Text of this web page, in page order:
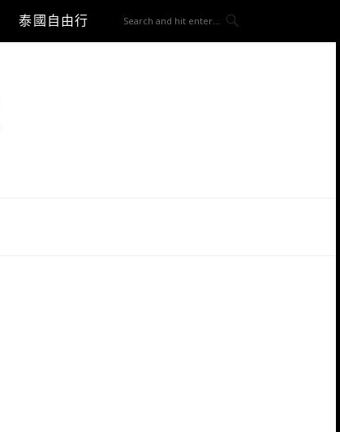
泰國自由行